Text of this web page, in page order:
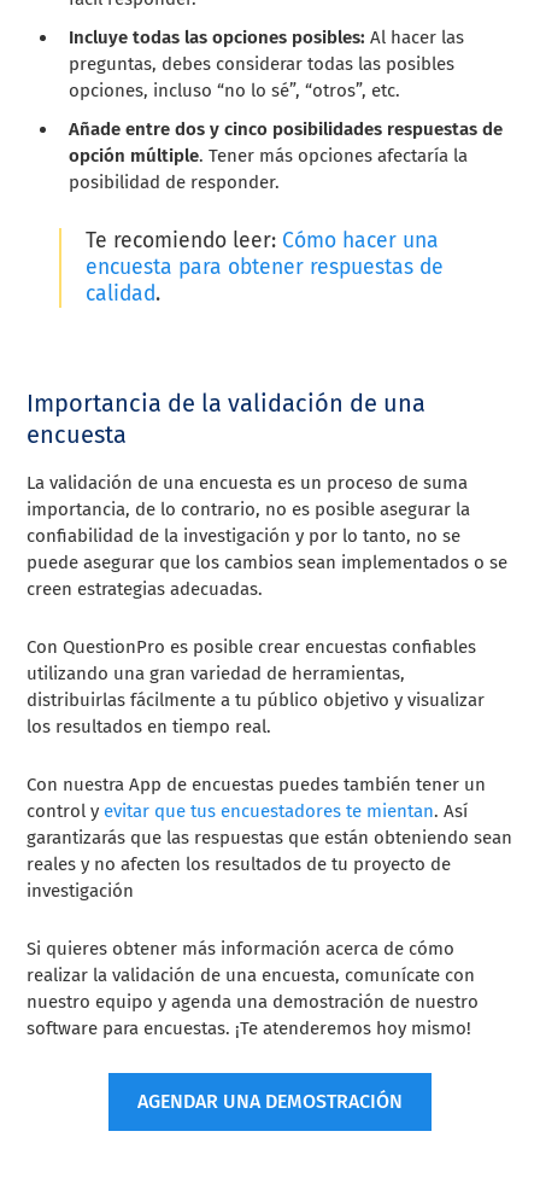
Incluye todas las opciones posibles: Al hacer las
preguntas, debes considerar todas las posibles
opciones, incluso “no lo sé”, “otros”, etc.
Añade entre dos y cinco posibilidades respuestas de
opción múltiple. Tener más opciones afectaría la
posibilidad de responder.
Te recomiendo leer: Cómo hacer una
encuesta para obtener respuestas de
calidad.
Importancia de la validación de una
encuesta
La validación de una encuesta es un proceso de suma
importancia, de lo contrario, no es posible asegurar la
confiabilidad de la investigación y por lo tanto, no se
puede asegurar que los cambios sean implementados o se
creen estrategias adecuadas.
Con QuestionPro es posible crear encuestas confiables
utilizando una gran variedad de herramientas,
distribuirlas fácilmente a tu público objetivo y visualizar
los resultados en tiempo real.
Con nuestra App de encuestas puedes también tener un
control y evitar que tus encuestadores te mientan. Así
garantizarás que las respuestas que están obteniendo sean
reales y no afecten los resultados de tu proyecto de
investigación
Si quieres obtener más información acerca de cómo
realizar la validación de una encuesta, comunícate con
nuestro equipo y agenda una demostración de nuestro
software para encuestas. ¡Te atenderemos hoy mismo!
AGENDAR UNA DEMOSTRACIÓN